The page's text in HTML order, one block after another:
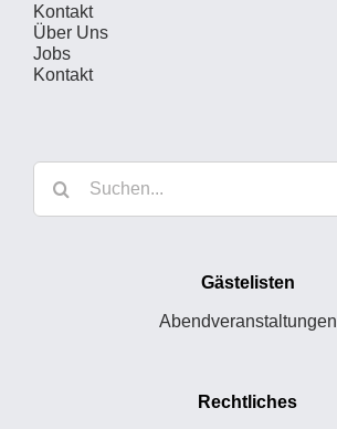
Kontakt
Über Uns
Jobs
Kontakt
Suche
nach:
Gästelisten
Abendveranstaltungen
Rechtliches